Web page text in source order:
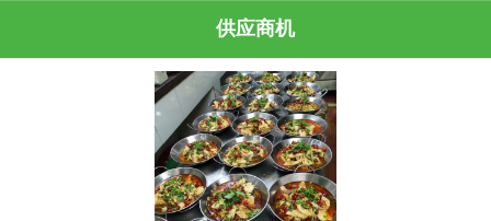
供应商机